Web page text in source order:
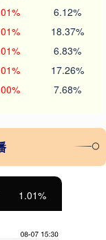
6.12%
18.37%
6.83%
17.26%
7.68%
1.01%